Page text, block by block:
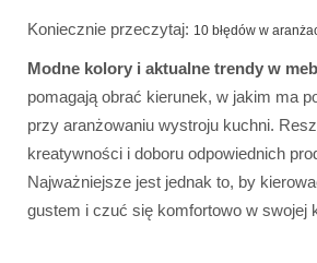
Koniecznie przeczytaj: 10 błędów w
Modne kolory i aktualne trendy w
pomagają obrać kierunek, w jakim ma
przy aranżowaniu wystroju kuchni.
kreatywności i doboru odpowiednich
Najważniejsze jest jednak to, by
gustem i czuć się komfortowo w swojej